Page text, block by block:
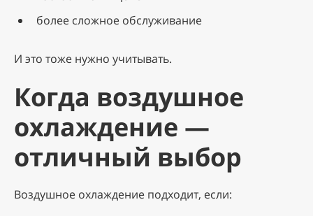
более сложное обслуживание
И это тоже нужно учитывать.
Когда воздушное
охлаждение —
отличный выбор
Воздушное охлаждение подходит, если: